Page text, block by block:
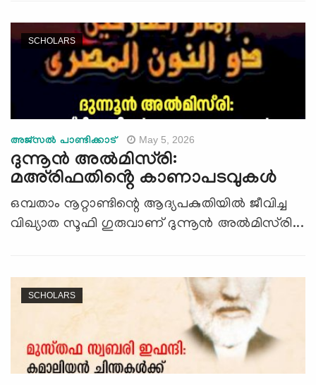
SCHOLARS
അജ്സല്‍ പാണ്ടിക്കാട് May 5, 2026
ദുന്നൂൻ അൽമിസ്‌രി:
മഅ്‍രിഫതിൻ്റെ കാണാപടവുകൾ
ഒമ്പതാം നൂറ്റാണ്ടിന്റെ ആദ്യപകുതിയിൽ ജീവിച്ച
വിഖ്യാത സൂഫി ഗുരുവാണ് ദുന്നൂൻ അൽമിസ്‍രി...
SCHOLARS